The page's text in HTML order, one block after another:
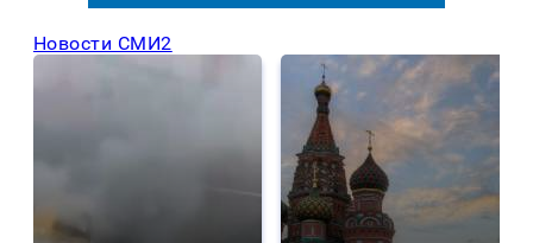
Новости СМИ2